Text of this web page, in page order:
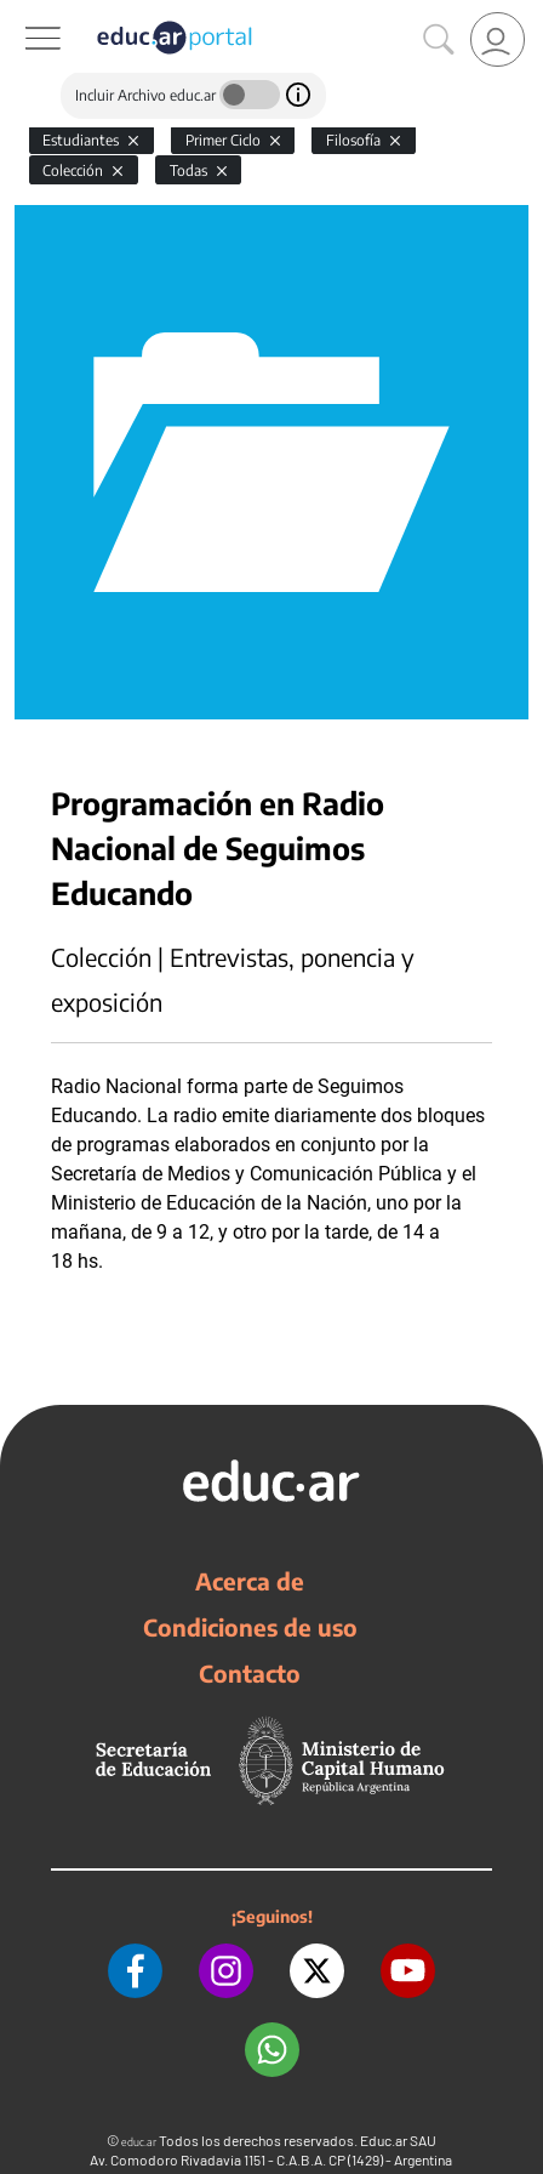
Incluir Archivo educ.ar
Estudiantes Primer Ciclo
Filosofía
Colección
Todas
Programación en Radio
Nacional de Seguimos
Educando
Colección | Entrevistas, ponencia y
exposición
Radio Nacional forma parte de Seguimos
Educando. La radio emite diariamente dos bloques
de programas elaborados en conjunto por la
Secretaría de Medios y Comunicación Pública y el
Ministerio de Educación de la Nación, uno por la
mañana, de 9 a 12, y otro por la tarde, de 14 a
18 hs.
Acerca de
Condiciones de uso
Contacto
¡Seguinos!
©educ.arTodos los derechos reservados. Educ.ar SAU
Av. Comodoro Rivadavia 1151 - C.A.B.A. CP (1429) - Argentina